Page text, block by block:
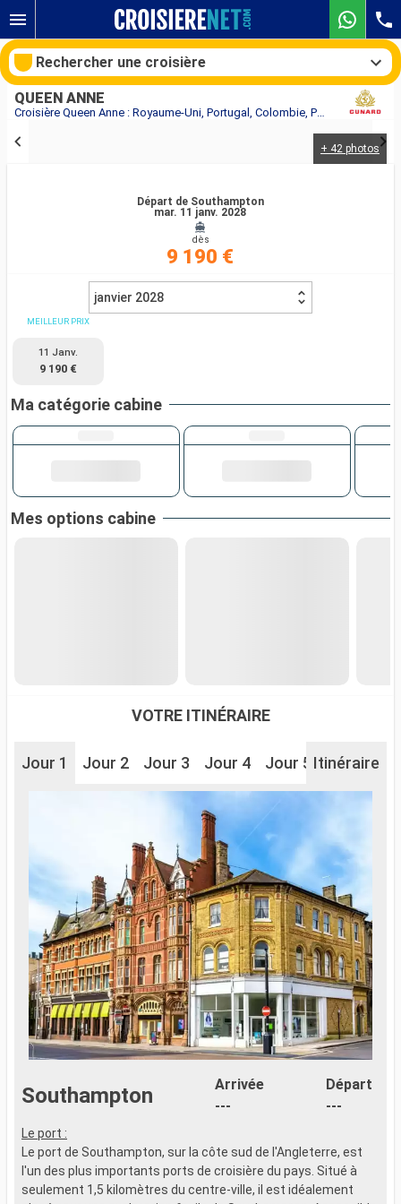
Croisière Queen Anne : Royaume-Uni, Portugal, Colombie, Panama, Guatemala, Mexique, États-Unis, France, Fidji (Îles), Australie, Indonésie, Philippines, Chine au départ de Southampton
QUEEN ANNE
+ 42 photos
Départ de Southampton
mar. 11 janv. 2028
dès
9 190 €
janvier 2028
MEILLEUR PRIX
11 Janv.
9 190 €
Ma catégorie cabine
Mes options cabine
VOTRE ITINÉRAIRE
Jour 1 Jour 2 Jour 3 Jour 4 Jour 5 Jour 6
Itinéraire
Southampton
Arrivée
---
Départ
---
Le port :
Le port de Southampton, sur la côte sud de l'Angleterre, est
l'un des plus importants ports de croisière du pays. Situé à
seulement 1,5 kilomètres du centre-ville, il est idéalement
Rechercher une croisière
Rechercher